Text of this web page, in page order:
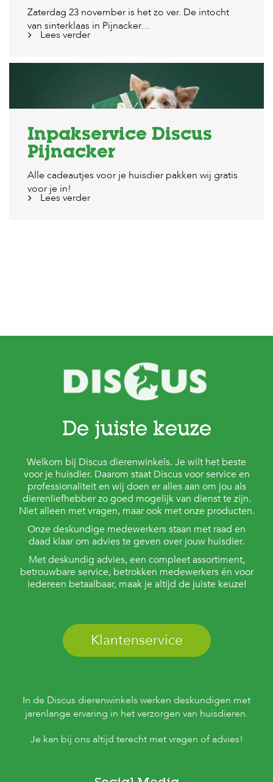
Zaterdag 23 november is het zo ver. De intocht
van sinterklaas in Pijnacker…
Lees verder
Inpakservice Discus
Pijnacker
Alle cadeautjes voor je huisdier pakken wij gratis
voor je in!
Lees verder
De juiste keuze
Welkom bij Discus dierenwinkels. Je wilt het beste
voor je huisdier. Daarom staat Discus voor service en
professionaliteit en wij doen er alles aan om jou als
dierenliefhebber zo goed mogelijk van dienst te zijn.
Niet alleen met vragen, maar ook met onze producten.
Onze deskundige medewerkers staan met raad en
daad klaar om advies te geven over jouw huisdier.
Met deskundig advies, een compleet assortiment,
betrouwbare service, betrokken medewerkers én voor
iedereen betaalbaar, maak je altijd de juiste keuze!
Klantenservice
In de Discus dierenwinkels werken deskundigen met
jarenlange ervaring in het verzorgen van huisdieren.
Je kan bij ons altijd terecht met vragen of advies!